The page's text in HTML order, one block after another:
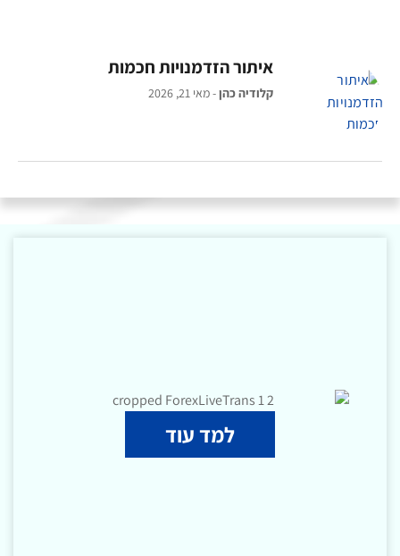
איתור הזדמנויות חכמות
קלודיה כהן מאי 21, 2026
למד עוד